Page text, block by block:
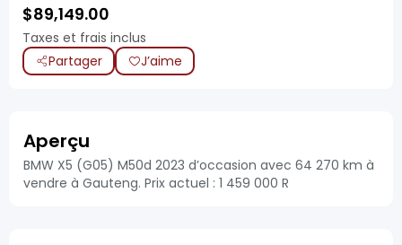
$89,149.00
Taxes et frais inclus
Partager
J’aime
Aperçu
BMW X5 (G05) M50d 2023 d’occasion avec 64 270 km à
vendre à Gauteng. Prix actuel : 1 459 000 R